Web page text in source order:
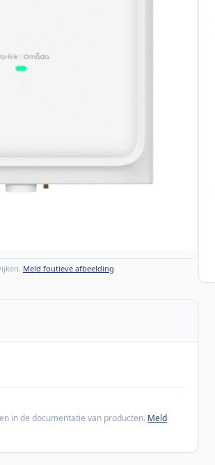
Meld foutieve afbeelding
in de documentatie van producten. Meld